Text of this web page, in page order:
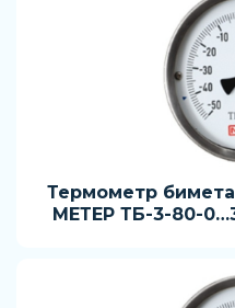
Термометр
МЕТЕР ТБ-3-80-